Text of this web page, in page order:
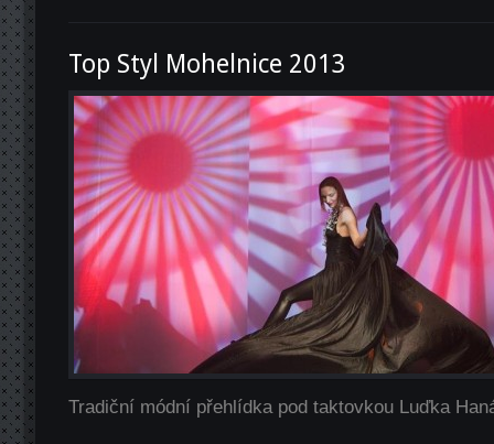
Top Styl Mohelnice 2013
Tradiční módní přehlídka pod taktovkou Luďka